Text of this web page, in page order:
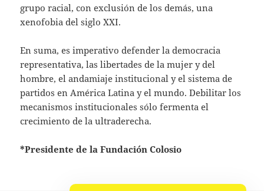
grupo racial, con exclusión de los demás, una
xenofobia del siglo XXI.
En suma, es imperativo defender la democracia
representativa, las libertades de la mujer y del
hombre, el andamiaje institucional y el sistema de
partidos en América Latina y el mundo. Debilitar los
mecanismos institucionales sólo fermenta el
crecimiento de la ultraderecha.
*Presidente de la Fundación Colosio